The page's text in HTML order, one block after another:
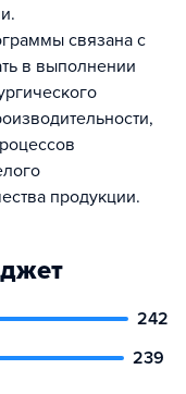
связана с
в выполнении
продукции.
242
239